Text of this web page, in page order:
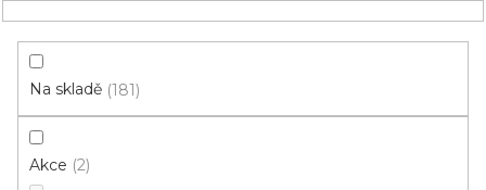
obsah
HLEDAT
NÁKUPNÍ
Na skladě 181
Akce 2